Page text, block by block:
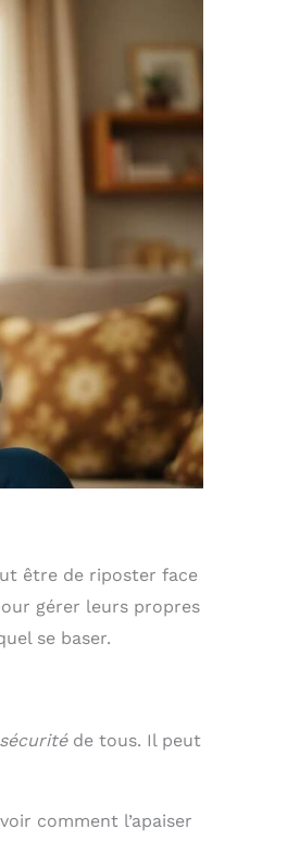
être de riposter face
gérer leurs propres
se baser.
de tous. Il peut
comment l’apaiser